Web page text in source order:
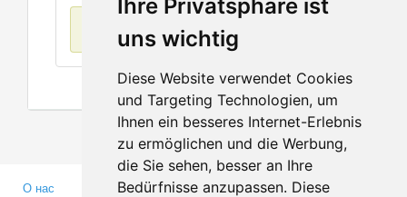
Ihre Privatsphäre ist
uns wichtig
Diese Website verwendet Cookies
und Targeting Technologien, um
Ihnen ein besseres Internet-Erlebnis
zu ermöglichen und die Werbung,
die Sie sehen, besser an Ihre
Bedürfnisse anzupassen. Diese
О нас
Партнерам